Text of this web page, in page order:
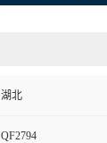
湖北
QF2794